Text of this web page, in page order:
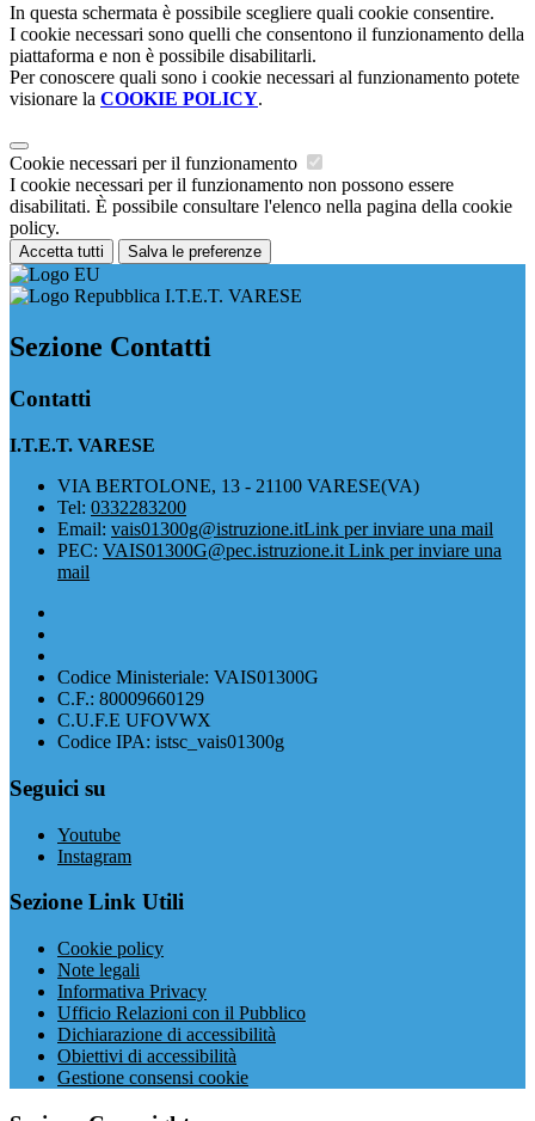
In questa schermata è possibile scegliere quali cookie consentire.
I cookie necessari sono quelli che consentono il funzionamento della
piattaforma e non è possibile disabilitarli.
Per conoscere quali sono i cookie necessari al funzionamento potete
visionare la COOKIE POLICY.
Cookie necessari per il funzionamento
I cookie necessari per il funzionamento non possono essere
disabilitati. È possibile consultare l'elenco nella pagina della cookie
policy.
Accetta tutti Salva le preferenze
I.T.E.T. VARESE
Sezione Contatti
Contatti
I.T.E.T. VARESE
VIA BERTOLONE, 13 - 21100 VARESE(VA)
Tel: 0332283200
Email: vais01300g@istruzione.itLink per inviare una mail
PEC: VAIS01300G@pec.istruzione.it Link per inviare una
mail
Codice Ministeriale: VAIS01300G
C.F.: 80009660129
C.U.F.E UFOVWX
Codice IPA: istsc_vais01300g
Seguici su
Youtube
Instagram
Sezione Link Utili
Cookie policy
Note legali
Informativa Privacy
Ufficio Relazioni con il Pubblico
Dichiarazione di accessibilità
Obiettivi di accessibilità
Gestione consensi cookie